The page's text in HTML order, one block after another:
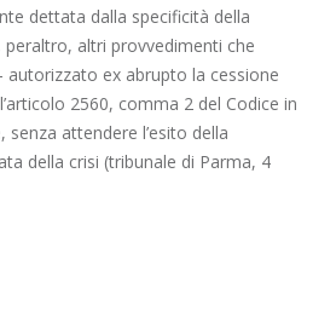
dettata dalla specificità della
peraltro, altri provvedimenti che
autorizzato ex abrupto la cessione
2560, comma 2 del Codice in
attendere l’esito della
della crisi (tribunale di Parma, 4